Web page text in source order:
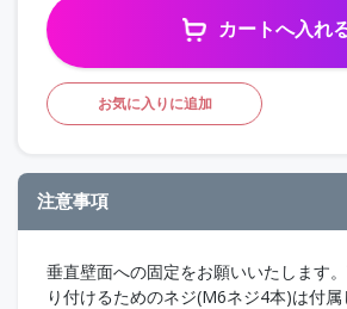
カートへ入れ
お気に入りに追加
注意事項
垂直壁面への固定をお願いいたします
り付けるためのネジ(M6ネジ4本)は付属